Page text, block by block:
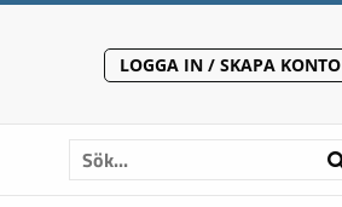
LOGGA IN / SKAPA KONTO